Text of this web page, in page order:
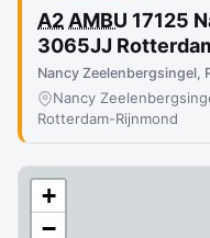
A2 AMBU 17125
3065JJ
Nancy Zeelenbergsingel,
Nancy
Rotterdam-Rijnmond
+
−